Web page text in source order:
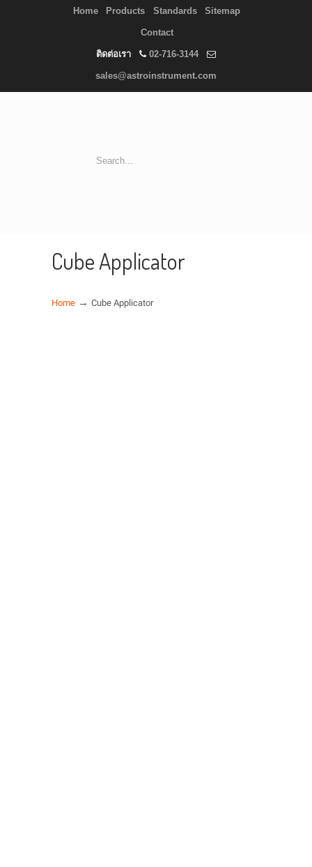
Home Products Standards Sitemap
Contact
ติดต่อเรา 02-716-3144
sales@astroinstrument.com
Cube Applicator
Home → Cube Applicator